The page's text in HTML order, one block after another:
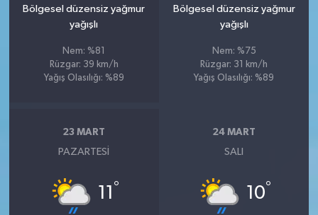
Bölgesel düzensiz yağmur
yağışlı
Nem: %81
Rüzgar: 39 km/h
Yağış Olasılığı: %89
Bölgesel düzensiz yağmur
yağışlı
Nem: %75
Rüzgar: 31 km/h
Yağış Olasılığı: %89
23 MART
PAZARTESI
11 °
24 MART
SALI
10°